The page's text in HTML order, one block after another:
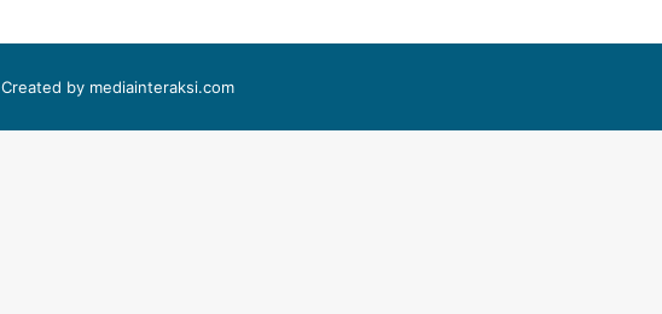
Created by mediainteraksi.com